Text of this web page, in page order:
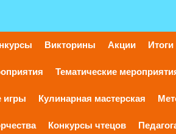
Викторины Акции Итоги
Тематические
игры Кулинарная мастерская
Конкурсы чтецов